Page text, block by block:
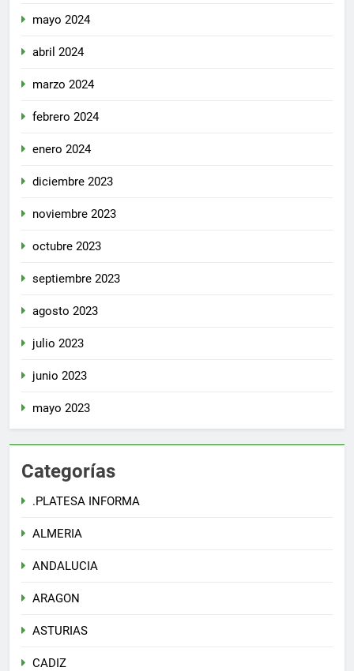
mayo 2024
abril 2024
marzo 2024
febrero 2024
enero 2024
diciembre 2023
noviembre 2023
octubre 2023
septiembre 2023
agosto 2023
julio 2023
junio 2023
mayo 2023
Categorías
.PLATESA INFORMA
ALMERIA
ANDALUCIA
ARAGON
ASTURIAS
CADIZ